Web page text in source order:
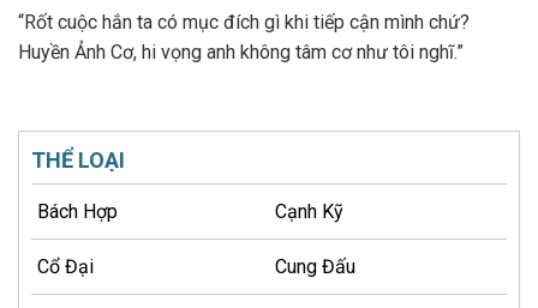
“Rốt cuộc hắn ta có mục đích gì khi tiếp cận mình chứ?
Huyền Ảnh Cơ, hi vọng anh không tâm cơ như tôi nghĩ.”
THỂ LOẠI
Bách Hợp Cạnh Kỹ
Cổ Đại Cung Đấu